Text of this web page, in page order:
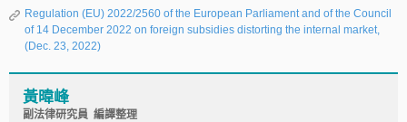
Regulation (EU) 2022/2560 of the European Parliament and of the Council
of 14 December 2022 on foreign subsidies distorting the internal market,
(Dec. 23, 2022)
黃暐峰
副法律研究員 編譯整理